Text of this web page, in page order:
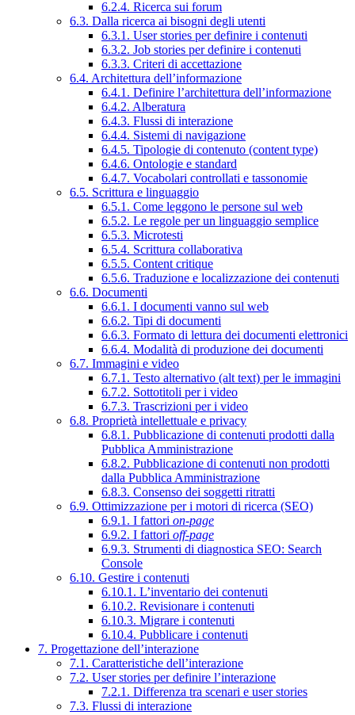
6.2.4. Ricerca sui forum
6.3. Dalla ricerca ai bisogni degli utenti
6.3.1. User stories per definire i contenuti
6.3.2. Job stories per definire i contenuti
6.3.3. Criteri di accettazione
6.4. Architettura dell’informazione
6.4.1. Definire l’architettura dell’informazione
6.4.2. Alberatura
6.4.3. Flussi di interazione
6.4.4. Sistemi di navigazione
6.4.5. Tipologie di contenuto (content type)
6.4.6. Ontologie e standard
6.4.7. Vocabolari controllati e tassonomie
6.5. Scrittura e linguaggio
6.5.1. Come leggono le persone sul web
6.5.2. Le regole per un linguaggio semplice
6.5.3. Microtesti
6.5.4. Scrittura collaborativa
6.5.5. Content critique
6.5.6. Traduzione e localizzazione dei contenuti
6.6. Documenti
6.6.1. I documenti vanno sul web
6.6.2. Tipi di documenti
6.6.3. Formato di lettura dei documenti elettronici
6.6.4. Modalità di produzione dei documenti
6.7. Immagini e video
6.7.1. Testo alternativo (alt text) per le immagini
6.7.2. Sottotitoli per i video
6.7.3. Trascrizioni per i video
6.8. Proprietà intellettuale e privacy
6.8.1. Pubblicazione di contenuti prodotti dalla
Pubblica Amministrazione
6.8.2. Pubblicazione di contenuti non prodotti
dalla Pubblica Amministrazione
6.8.3. Consenso dei soggetti ritratti
6.9. Ottimizzazione per i motori di ricerca (SEO)
6.9.1. I fattori on-page
6.9.2. I fattori off-page
6.9.3. Strumenti di diagnostica SEO: Search
Console
6.10. Gestire i contenuti
6.10.1. L’inventario dei contenuti
6.10.2. Revisionare i contenuti
6.10.3. Migrare i contenuti
6.10.4. Pubblicare i contenuti
7. Progettazione dell’interazione
7.1. Caratteristiche dell’interazione
7.2. User stories per definire l’interazione
7.2.1. Differenza tra scenari e user stories
7.3. Flussi di interazione